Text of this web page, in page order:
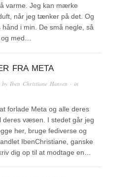
varme. Jeg kan mærke
når jeg tænker på det. Og
i min. De små negle, så
med…
FRA META
by Iben Christiane Hansen · in
forlade Meta og alle deres
deres væsen. I stedet går jeg
her, bruge fediverse og
IbenChristiane, ganske
dig op til at modtage en…